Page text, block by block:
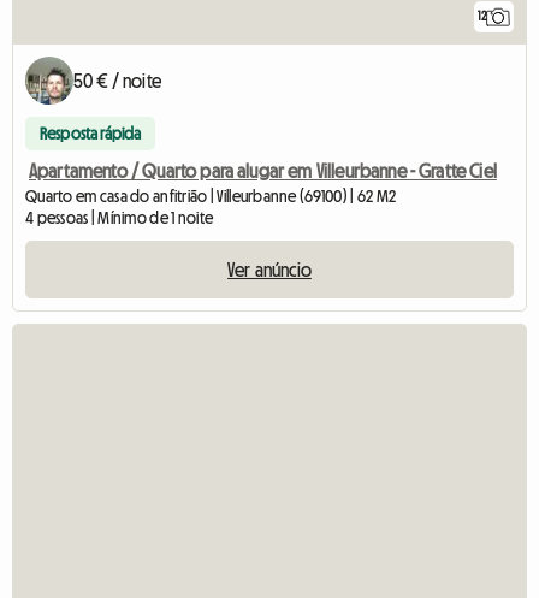
12
50 € / noite
Resposta rápida
Apartamento / Quarto para alugar em Villeurbanne - Gratte Ciel
Quarto em casa do anfitrião | Villeurbanne (69100) | 62 M2
4 pessoas | Mínimo de 1 noite
Ver anúncio